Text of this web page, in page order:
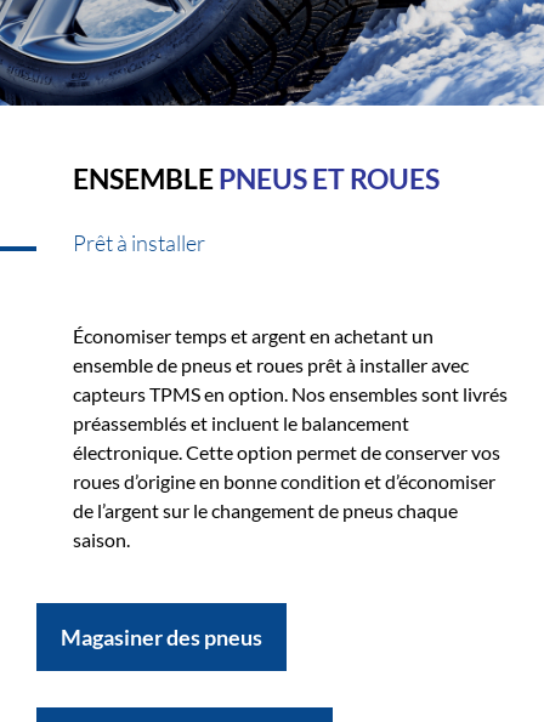
ENSEMBLEPNEUS ET ROUES
Prêt à installer
Économiser temps et argent en achetant un
ensemble de pneus et roues prêt à installer avec
capteurs TPMS en option. Nos ensembles sont livrés
préassemblés et incluent le balancement
électronique. Cette option permet de conserver vos
roues d’origine en bonne condition et d’économiser
de l’argent sur le changement de pneus chaque
saison.
Magasiner des pneus